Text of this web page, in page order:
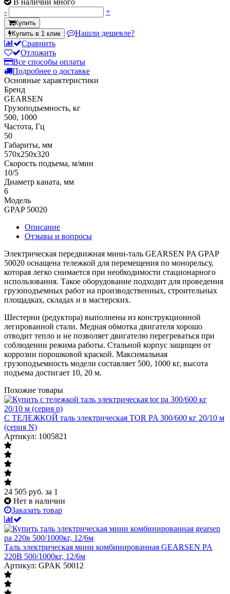
-
+
Купить
Купить в 1 клик
Нашли дешевле?
Сравнить
Отложить
Все способы оплаты
Подробнее о доставке
Основные характеристики
Бренд
GEARSEN
Грузоподъемность, кг
500, 1000
Частота, Гц
50
Габариты, мм
570x250x320
Скорость подъема, м/мин
10/5
Диаметр каната, мм
6
Модель
GPAP 50020
Описание
Отзывы и вопросы
Электрическая передвижная мини-таль GEARSEN PA GPAP
50020 оснащена тележкой для перемещения по монорельсу,
которая легко снимается при необходимости стационарного
использования. Такое оборудование подходит для проведения
грузоподъемных работ на производственных, строительных
площадках, складах и в мастерских.
Шестерни (редуктора) выполнены из конструкционной
легированной стали. Медная обмотка двигателя хорошо
отводит тепло и не позволяет двигателю перегреваться при
соблюдении режима работы. Стальной корпус защищен от
коррозии порошковой краской. Максимальная
грузоподъемность модели составляет 500, 1000 кг, высота
подъема достигает 10, 20 м.
Похожие товары
С ТЕЛЕЖКОЙ таль электрическая TOR PA 300/600 кг 20/10 м
(серия N)
Артикул: 1005821
24 505 руб. за 1
Нет в наличии
Заказать товар
Таль электрическая мини комбинированная GEARSEN PA
220В 500/1000кг, 12/6м
Артикул: GPAK 50012